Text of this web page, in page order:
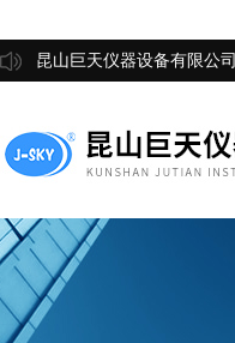
昆山巨天仪器设备有限公司